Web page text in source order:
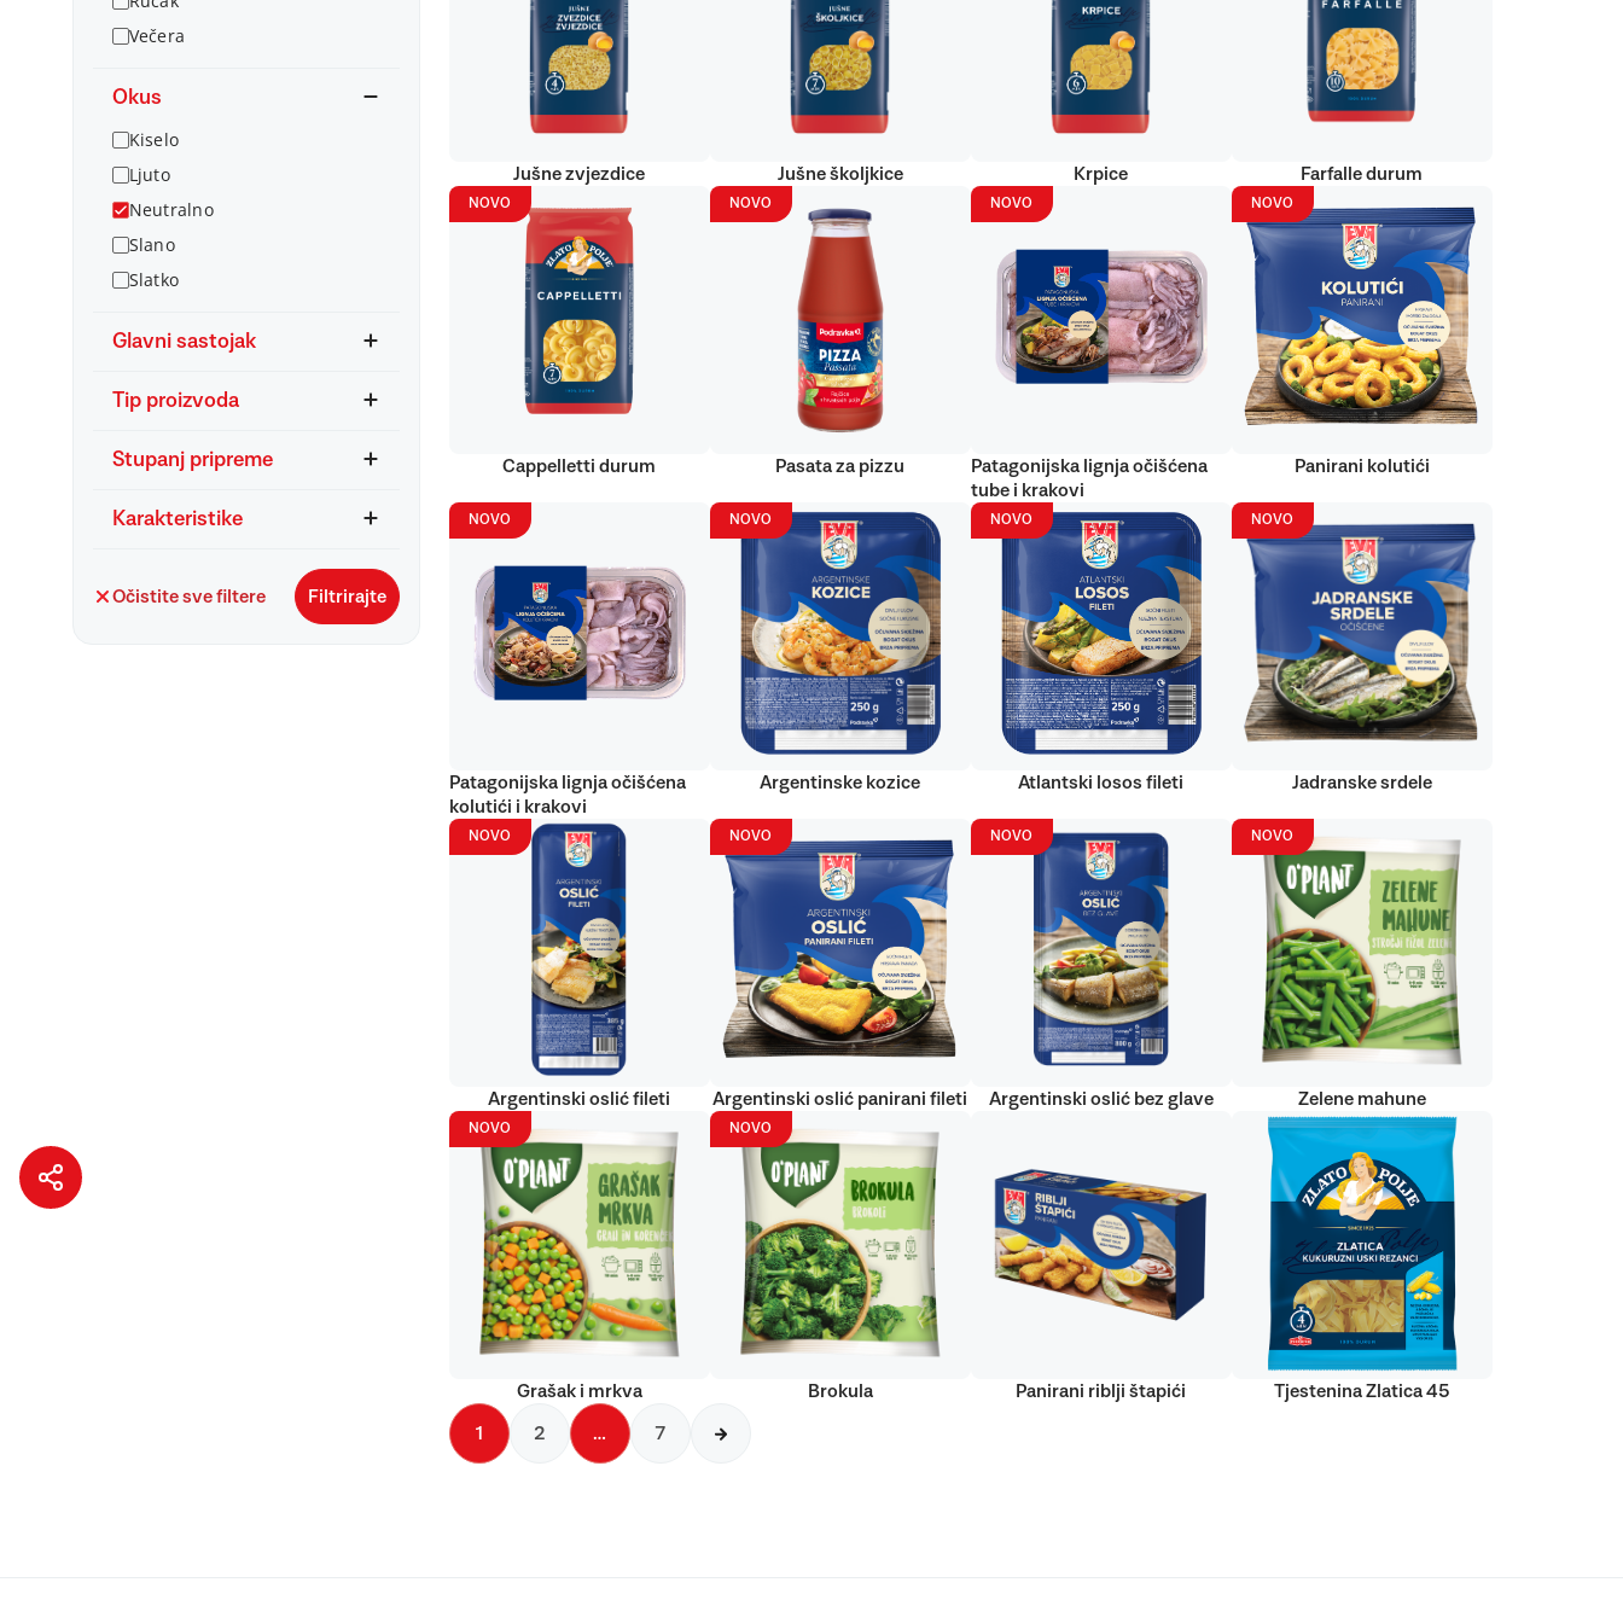
Večera
Okus
Kiselo
Ljuto
Neutralno
Slano
Slatko
Glavni sastojak
Tip proizvoda
Stupanj pripreme
Karakteristike
Očistite sve filtere Filtrirajte
Jušne zvjezdice Jušne školjkice Krpice Farfalle durum
NOVO
Cappelletti durum
NOVO
Pasata za pizzu
NOVO
Patagonijska lignja očišćena
tube i krakovi
NOVO
Panirani kolutići
NOVO
Patagonijska lignja očišćena
kolutići i krakovi
NOVO
Argentinske kozice
NOVO
Atlantski losos fileti
NOVO
Jadranske srdele
NOVO
Argentinski oslić fileti
NOVO
Argentinski oslić panirani fileti
NOVO
Argentinski oslić bez glave
NOVO
Zelene mahune
NOVO
Grašak i mrkva
NOVO
Brokula Panirani riblji štapići Tjestenina Zlatica 45
1 2 … 7